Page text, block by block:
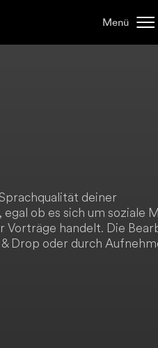
Menü
deiner
ob es sich um soziale
Vorträge handelt. Die
Drop oder durch